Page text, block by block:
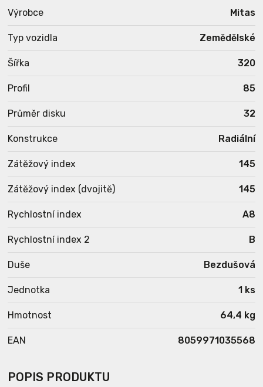
Výrobce Mitas
Typ vozidla Zemědělské
Šířka 320
Profil 85
Průměr disku 32
Konstrukce Radiální
Zátěžový index 145
Zátěžový index (dvojitě) 145
Rychlostní index A8
Rychlostní index 2 B
Duše Bezdušová
Jednotka 1 ks
Hmotnost 64,4 kg
EAN 8059971035568
POPIS PRODUKTU